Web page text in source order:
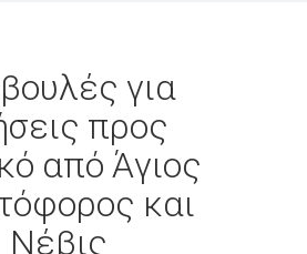
για
προς
από Άγιος
και
Νέβις